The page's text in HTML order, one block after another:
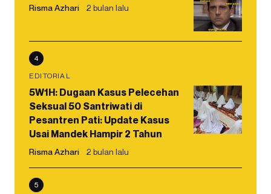
Risma Azhari 2 bulan lalu
4
EDITORIAL
5W1H: Dugaan Kasus Pelecehan
Seksual 50 Santriwati di
Pesantren Pati: Update Kasus
Usai Mandek Hampir 2 Tahun
Risma Azhari 2 bulan lalu
5